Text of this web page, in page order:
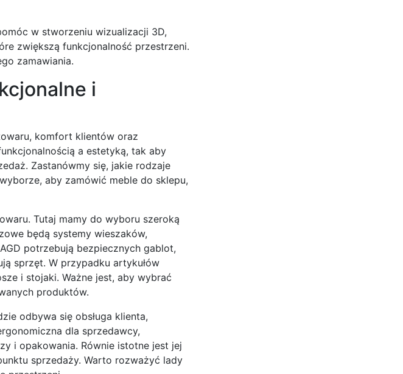
w stworzeniu wizualizacji 3D,
zwiększą funkcjonalność przestrzeni.
zamawiania.
i
komfort klientów oraz
a estetyką, tak aby
Zastanówmy się, jakie rodzaje
aby zamówić meble do sklepu,
Tutaj mamy do wyboru szeroką
będą systemy wieszaków,
potrzebują bezpiecznych gablot,
sprzęt. W przypadku artykułów
i stojaki. Ważne jest, aby wybrać
produktów.
odbywa się obsługa klienta,
dla sprzedawcy,
i opakowania. Równie istotne jest jej
sprzedaży. Warto rozważyć lady